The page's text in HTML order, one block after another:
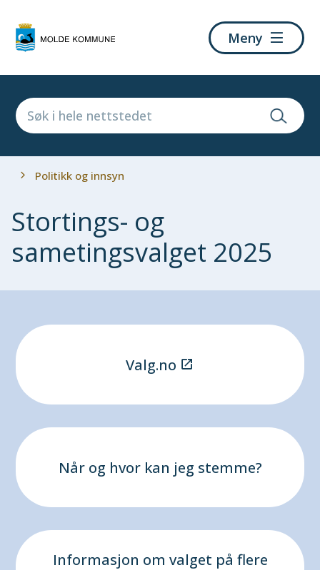
kommune
Meny
Du
Politikk og innsyn
Stortings- og
sametingsvalget 2025
Valg.no
Når og hvor kan jeg stemme?
Informasjon om valget på flere